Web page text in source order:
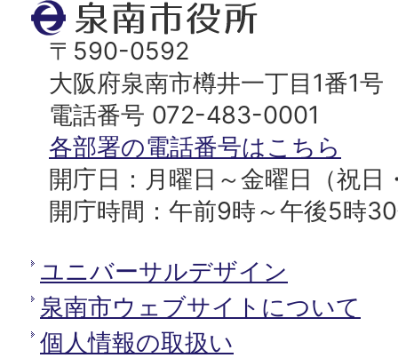
泉
南
市
役
所
〒590-0592
大阪府泉南市樽井一丁目1番1号
電話番号 072-483-0001
各部署の電話番号はこちら
開庁日：月曜日～金曜日（祝日
開庁時間：午前9時～午後5時
ユニバーサルデザイン
泉南市ウェブサイトについて
個人情報の取扱い